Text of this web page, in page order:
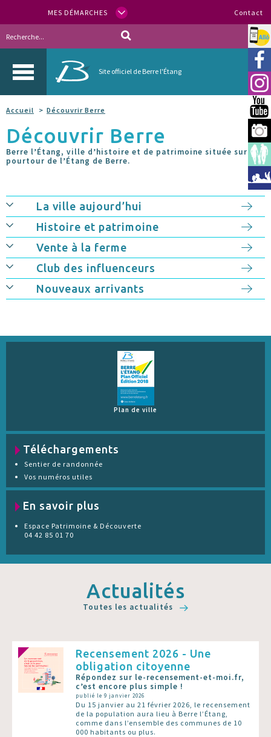
MES DÉMARCHES Contact
Site officiel de Berre l'Étang
Allo
Accueil Découvrir Berre
Découvrir Berre
Berre l’Étang, ville d’histoire et de patrimoine située sur le
pourtour de l’Étang de Berre.
La ville aujourd’hui
Histoire et patrimoine
Vente à la ferme
Club des influenceurs
Nouveaux arrivants
Plan de ville
Téléchargements
Sentier de randonnée
Vos numéros utiles
En savoir plus
Espace Patrimoine & Découverte
04 42 85 01 70
Actualités
Toutes les actualités
Recensement 2026 - Une
obligation citoyenne
Répondez sur le-recensement-et-moi.fr,
c’est encore plus simple !
publié le 9 janvier 2026
Du 15 janvier au 21 février 2026, le recensement
de la population aura lieu à Berre l’Étang,
comme dans l’ensemble des communes de 10
000 habitants ou plus.